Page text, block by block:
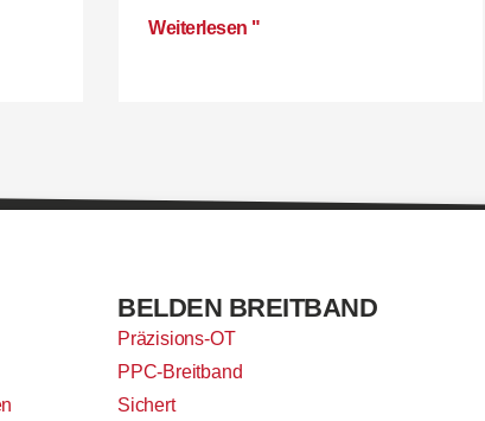
Weiterlesen "
BELDEN BREITBAND
Präzisions-OT
PPC-Breitband
Sichert